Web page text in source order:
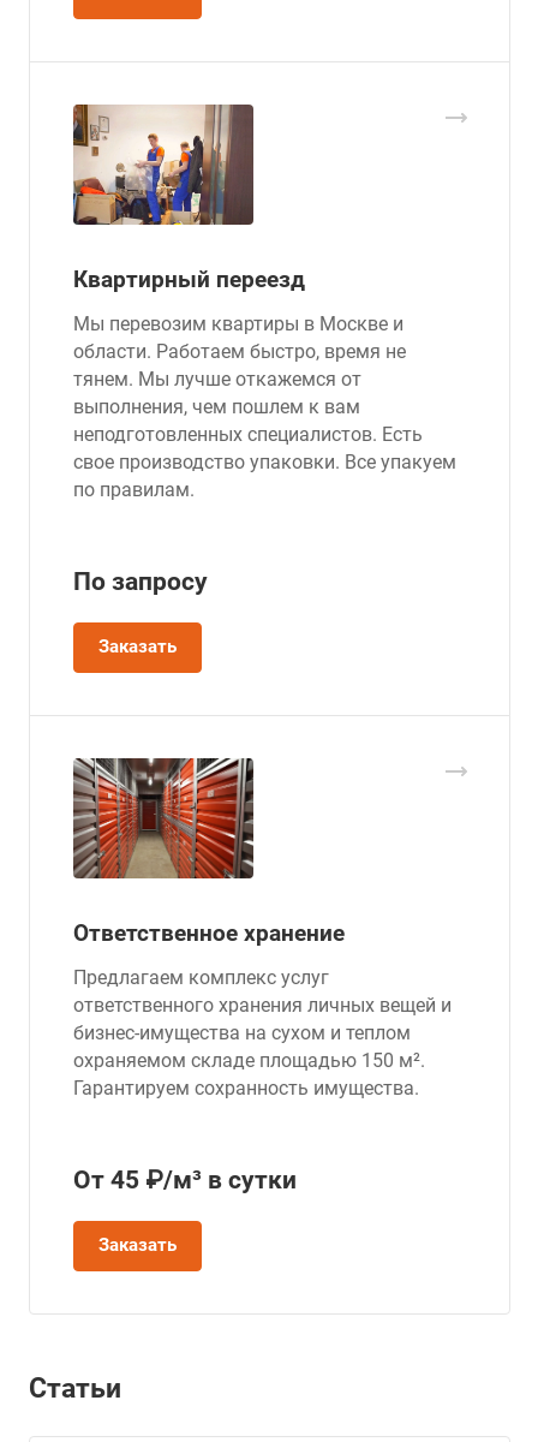
Квартирный переезд
Мы перевозим квартиры в Москве и
области. Работаем быстро, время не
тянем. Мы лучше откажемся от
выполнения, чем пошлем к вам
неподготовленных специалистов. Есть
свое производство упаковки. Все упакуем
по правилам.
По запросу
Заказать
Ответственное хранение
Предлагаем комплекс услуг
ответственного хранения личных вещей и
бизнес-имущества на сухом и теплом
охраняемом складе площадью 150 м².
Гарантируем сохранность имущества.
От 45 ₽/м³ в сутки
Заказать
Статьи